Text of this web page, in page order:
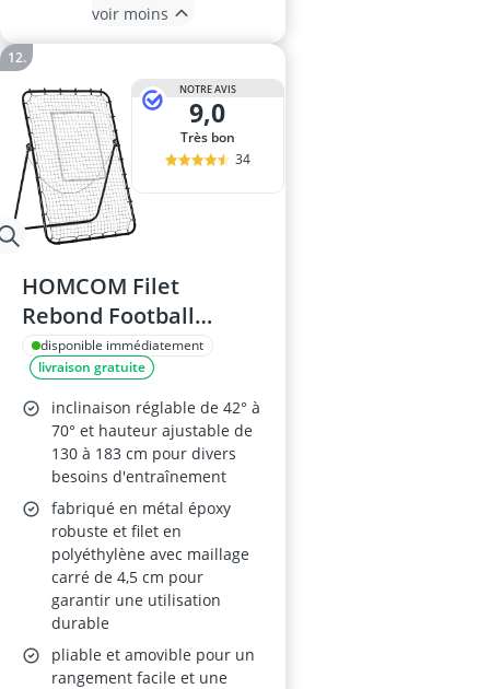
voir moins
NOTRE AVIS
9,0
Très bon
34
HOMCOM Filet
Rebond Football
Ajustable
disponible immédiatement
livraison gratuite
inclinaison réglable de 42° à
70° et hauteur ajustable de
130 à 183 cm pour divers
besoins d'entraînement
fabriqué en métal époxy
robuste et filet en
polyéthylène avec maillage
carré de 4,5 cm pour
garantir une utilisation
durable
pliable et amovible pour un
rangement facile et une